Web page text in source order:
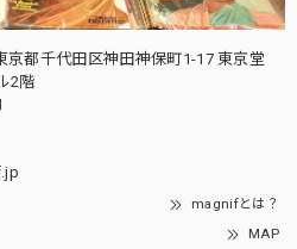
京都千代田区神田神保町1-17 東京堂
2階
magnifとは？
MAP